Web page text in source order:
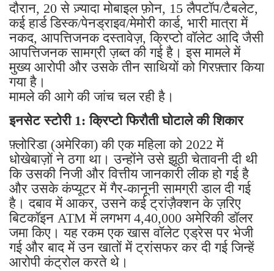
दौरान, 20 से ज़्यादा मोबाइल फ़ोन, 15 लैपटॉप/टैबलेट,
कई हार्ड डिस्क/पेनड्राइव/मेमोरी कार्ड, भारी मात्रा में
नकद, आपत्तिजनक दस्तावेज़, क्रिप्टो वॉलेट आदि जैसी
आपत्तिजनक सामग्री ज़ब्त की गई है। इस मामले में
मुख्य आरोपी और उसके तीन साथियों को गिरफ़्तार किया
गया है।
मामले की आगे की जांच चल रही है।
इनसेट स्टोरी 1: क्रिप्टो फिरौती घोटाले की शिकार
फ़्लोरिडा (अमेरिका) की एक महिला को 2022 में
धोखेबाज़ों ने ठगा था। उन्होंने उसे झूठी चेतावनी दी थी
कि उसकी निजी और वित्तीय जानकारी लीक हो गई है
और उसके कंप्यूटर में गैर-कानूनी सामग्री डाल दी गई
है। दबाव में आकर, उसने कई ट्रांज़ैक्शन के ज़रिए
बिटकॉइन ATM में लगभग 4,40,000 अमेरिकी डॉलर
जमा किए। यह रकम एक खास वॉलेट एड्रेस पर भेजी
गई और बाद में उन खातों में ट्रांसफर कर दी गई जिन्हें
आरोपी कंट्रोल करते थे।